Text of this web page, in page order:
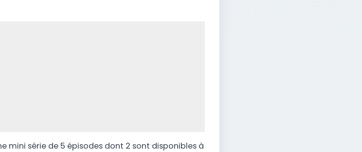
mini série de 5 épisodes dont 2 sont disponibles à